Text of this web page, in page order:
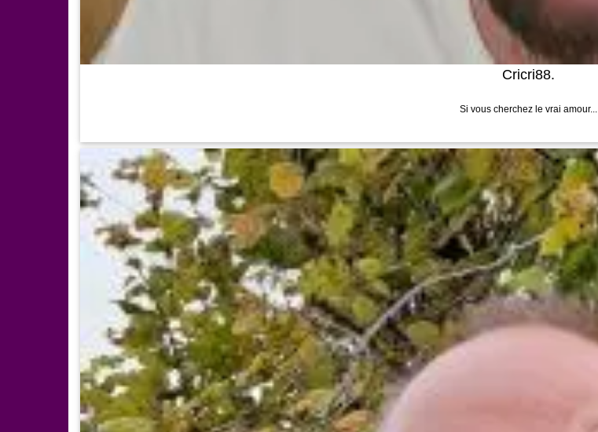
Cricri88.
Si vous cherchez le vrai amour...